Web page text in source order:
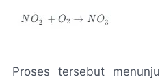
Proses tersebut